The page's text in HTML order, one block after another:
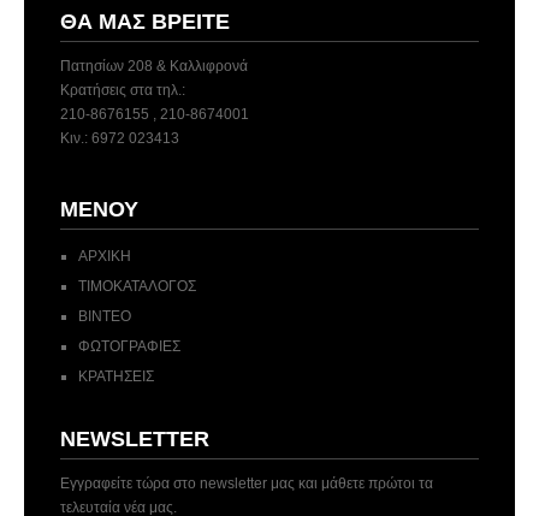
ΘΑ ΜΑΣ ΒΡΕΊΤΕ
Πατησίων 208 & Καλλιφρονά
Κρατήσεις στα τηλ.:
210-8676155 , 210-8674001
Κιν.: 6972 023413
ΜΕΝΟΎ
ΑΡΧΙΚΗ
ΤΙΜΟΚΑΤΑΛΟΓΟΣ
ΒΙΝΤΕΟ
ΦΩΤΟΓΡΑΦΙΕΣ
ΚΡΑΤΗΣΕΙΣ
NEWSLETTER
Εγγραφείτε τώρα στο newsletter μας και μάθετε πρώτοι τα
τελευταία νέα μας.